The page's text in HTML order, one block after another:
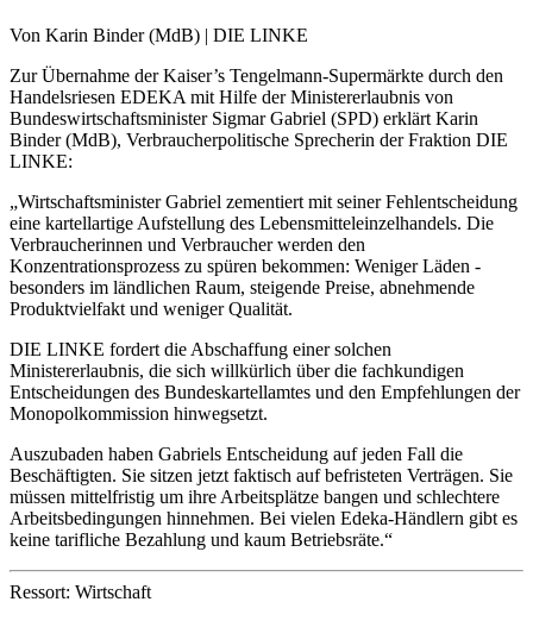
Von Karin Binder (MdB) | DIE LINKE
Zur Übernahme der Kaiser’s Tengelmann-Supermärkte durch den
Handelsriesen EDEKA mit Hilfe der Ministererlaubnis von
Bundeswirtschaftsminister Sigmar Gabriel (SPD) erklärt Karin
Binder (MdB), Verbraucherpolitische Sprecherin der Fraktion DIE
LINKE:
„Wirtschaftsminister Gabriel zementiert mit seiner Fehlentscheidung
eine kartellartige Aufstellung des Lebensmitteleinzelhandels. Die
Verbraucherinnen und Verbraucher werden den
Konzentrationsprozess zu spüren bekommen: Weniger Läden -
besonders im ländlichen Raum, steigende Preise, abnehmende
Produktvielfakt und weniger Qualität.
DIE LINKE fordert die Abschaffung einer solchen
Ministererlaubnis, die sich willkürlich über die fachkundigen
Entscheidungen des Bundeskartellamtes und den Empfehlungen der
Monopolkommission hinwegsetzt.
Auszubaden haben Gabriels Entscheidung auf jeden Fall die
Beschäftigten. Sie sitzen jetzt faktisch auf befristeten Verträgen. Sie
müssen mittelfristig um ihre Arbeitsplätze bangen und schlechtere
Arbeitsbedingungen hinnehmen. Bei vielen Edeka-Händlern gibt es
keine tarifliche Bezahlung und kaum Betriebsräte.“
Ressort: Wirtschaft